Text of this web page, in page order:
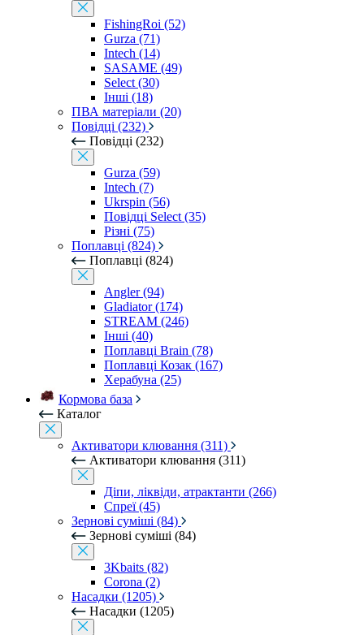
FishingRoi (52)
Gurza (71)
Intech (14)
SASAME (49)
Select (30)
Інші (18)
ПВА матеріали (20)
Повідці (232)
Повідці (232)
Gurza (59)
Intech (7)
Ukrspin (56)
Повідці Select (35)
Різні (75)
Поплавці (824)
Поплавці (824)
Angler (94)
Gladiator (174)
STREAM (246)
Інші (40)
Поплавці Brain (78)
Поплавці Козак (167)
Херабуна (25)
Кормова база
Каталог
Активатори клювання (311)
Активатори клювання (311)
Діпи, ліквіди, атрактанти (266)
Спреї (45)
Зернові суміші (84)
Зернові суміші (84)
3Kbaits (82)
Corona (2)
Насадки (1205)
Насадки (1205)